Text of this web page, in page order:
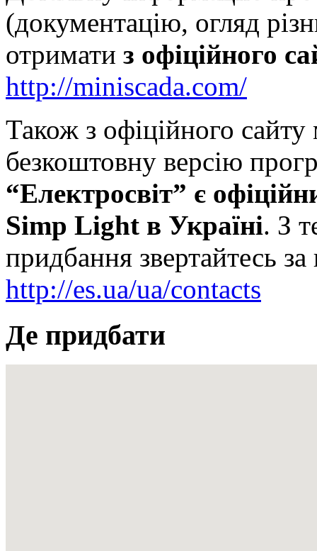
(документацію, огляд
отримати з офіційного
http://miniscada.com/
Також з офіційного
безкоштовну версію
“Електросвіт” є
Simp Light в Україні. З
придбання звертайтесь
http://es.ua/ua/contacts
Де придбати